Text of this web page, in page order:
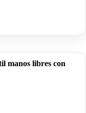
manos libres con